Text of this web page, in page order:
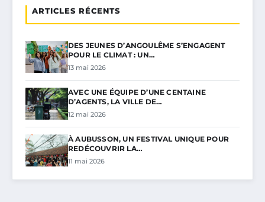
ARTICLES RÉCENTS
DES JEUNES D’ANGOULÊME S’ENGAGENT
POUR LE CLIMAT : UN…
13 mai 2026
AVEC UNE ÉQUIPE D’UNE CENTAINE
D’AGENTS, LA VILLE DE…
12 mai 2026
À AUBUSSON, UN FESTIVAL UNIQUE POUR
REDÉCOUVRIR LA…
11 mai 2026